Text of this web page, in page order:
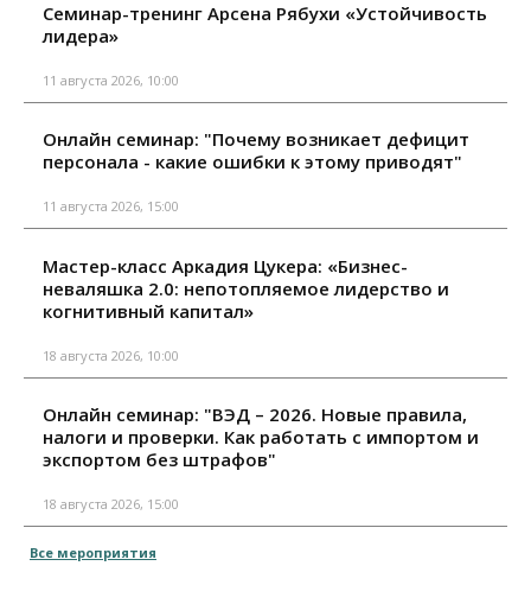
Семинар-тренинг Арсена Рябухи «Устойчивость
лидера»
11 августа 2026, 10:00
Онлайн семинар: "Почему возникает дефицит
персонала - какие ошибки к этому приводят"
11 августа 2026, 15:00
Мастер-класс Аркадия Цукера: «Бизнес-
неваляшка 2.0: непотопляемое лидерство и
когнитивный капитал»
18 августа 2026, 10:00
Онлайн семинар: "ВЭД – 2026. Новые правила,
налоги и проверки. Как работать с импортом и
экспортом без штрафов"
18 августа 2026, 15:00
Все мероприятия